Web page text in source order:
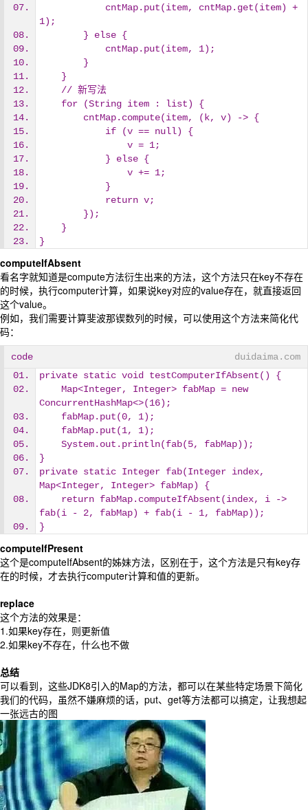
1);
        } else {
            cntMap.put(item, 1);
        }
    }
    // 新写法
    for (String item : list) {
        cntMap.compute(item, (k, v) -> {
            if (v == null) {
                v = 1;
            } else {
                v += 1;
            }
            return v;
        });
    }
}
computeIfAbsent
看名字就知道是compute方法衍生出来的方法，这个方法只在key不存在
的时候，执行computer计算，如果说key对应的value存在，就直接返回
这个value。
例如，我们需要计算斐波那锲数列的时候，可以使用这个方法来简化代
码：
code
duidaima.com
private static void testComputerIfAbsent() {
ConcurrentHashMap<>(16);
    fabMap.put(0, 1);
    fabMap.put(1, 1);
    System.out.println(fab(5, fabMap));
}
private static Integer fab(Integer index,
Map<Integer, Integer> fabMap) {
fab(i - 2, fabMap) + fab(i - 1, fabMap));
}
computeIfPresent
这个是computeIfAbsent的姊妹方法，区别在于，这个方法是只有key存
在的时候，才去执行computer计算和值的更新。
replace
这个方法的效果是：
1.如果key存在，则更新值
2.如果key不存在，什么也不做
总结
可以看到，这些JDK8引入的Map的方法，都可以在某些特定场景下简化
我们的代码，虽然不嫌麻烦的话，put、get等方法都可以搞定，让我想起
一张远古的图